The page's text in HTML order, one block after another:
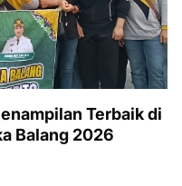
Terbaik di
Balang 2026